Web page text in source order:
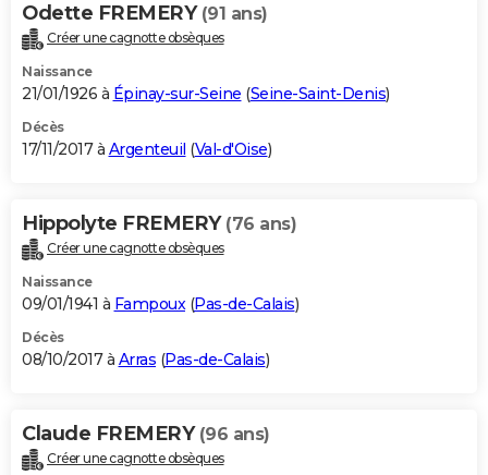
Odette FREMERY (91 ans)
Créer une cagnotte obsèques
Naissance
21/01/1926 à Épinay-sur-Seine (Seine-Saint-Denis)
Décès
17/11/2017 à Argenteuil (Val-d'Oise)
Hippolyte FREMERY (76 ans)
Créer une cagnotte obsèques
Naissance
09/01/1941 à Fampoux(Pas-de-Calais)
Décès
08/10/2017 à Arras (Pas-de-Calais)
Claude FREMERY (96 ans)
Créer une cagnotte obsèques